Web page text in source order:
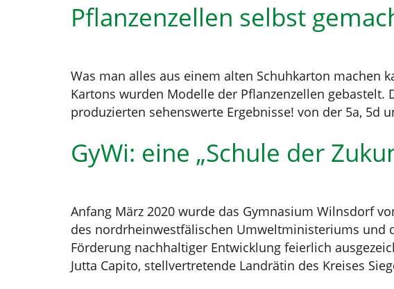
Pflanzenzellen selbst
Was man alles aus einem alten Schuhkarton machen
Kartons wurden Modelle der Pflanzenzellen
produzierten sehenswerte Ergebnisse! von der 5a, 5d
GyWi: eine „Schule der
Anfang März 2020 wurde das Gymnasium Wilnsdorf
des nordrheinwestfälischen Umweltministeriums und
Förderung nachhaltiger Entwicklung feierlich
Jutta Capito, stellvertretende Landrätin des Kreises